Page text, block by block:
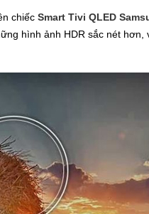
chiếc Smart Tivi QLED
hình ảnh HDR sắc nét